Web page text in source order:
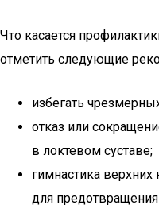
Что касается
отметить следующие
избегать
отказ или
в локтевом суставе;
гимнастика верхних
для